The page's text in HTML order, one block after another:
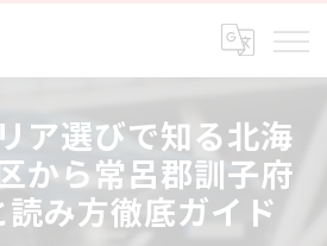
ア選びで知る北海
から常呂郡訓子府
み方徹底ガイド